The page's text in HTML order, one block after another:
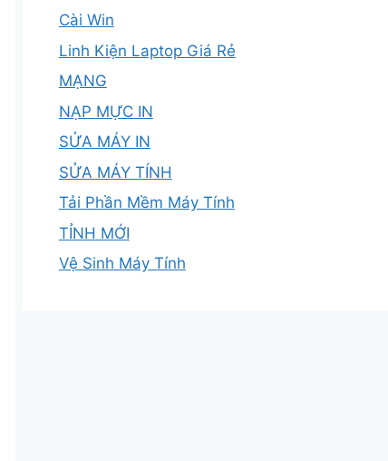
Cài Win
Linh Kiện Laptop Giá Rẻ
MẠNG
NẠP MỰC IN
SỬA MÁY IN
SỬA MÁY TÍNH
Tải Phần Mềm Máy Tính
TỈNH MỚI
Vệ Sinh Máy Tính